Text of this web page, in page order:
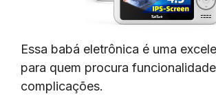
Essa babá eletrônica é uma
para quem procura
complicações.